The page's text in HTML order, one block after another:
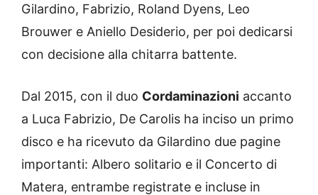
Gilardino, Fabrizio, Roland Dyens, Leo
Brouwer e Aniello Desiderio, per poi dedicarsi
con decisione alla chitarra battente.
Dal 2015, con il duo Cordaminazioni accanto
a Luca Fabrizio, De Carolis ha inciso un primo
disco e ha ricevuto da Gilardino due pagine
importanti: Albero solitario e il Concerto di
Matera, entrambe registrate e incluse in